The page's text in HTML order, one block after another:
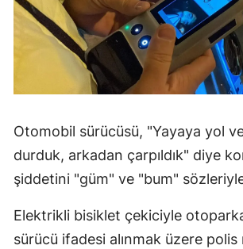
Otomobil sürücüsü, "Yayaya yol
durduk, arkadan çarpıldık" diye
şiddetini "güm" ve "bum"
Elektrikli bisiklet çekiciyle
sürücü ifadesi alınmak üzere